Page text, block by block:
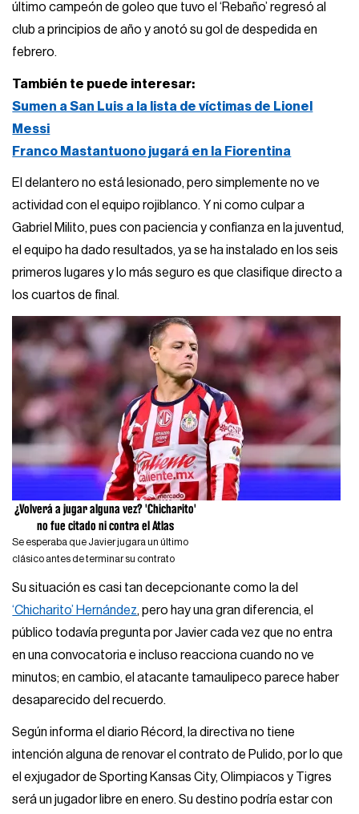
último campeón de goleo que tuvo el ‘Rebaño’ regresó al
club a principios de año y anotó su gol de despedida en
febrero.
También te puede interesar:
Sumen a San Luis a la lista de víctimas de Lionel
Messi
Franco Mastantuono jugará en la Fiorentina
El delantero no está lesionado, pero simplemente no ve
actividad con el equipo rojiblanco. Y ni como culpar a
Gabriel Milito, pues con paciencia y confianza en la juventud,
el equipo ha dado resultados, ya se ha instalado en los seis
primeros lugares y lo más seguro es que clasifique directo a
los cuartos de final.
¿Volverá a jugar alguna vez? 'Chicharito'
no fue citado ni contra el Atlas
Se esperaba que Javier jugara un último
clásico antes de terminar su contrato
Su situación es casi tan decepcionante como la del
‘Chicharito’ Hernández, pero hay una gran diferencia, el
público todavía pregunta por Javier cada vez que no entra
en una convocatoria e incluso reacciona cuando no ve
minutos; en cambio, el atacante tamaulipeco parece haber
desaparecido del recuerdo.
Según informa el diario Récord, la directiva no tiene
intención alguna de renovar el contrato de Pulido, por lo que
el exjugador de Sporting Kansas City, Olimpiacos y Tigres
será un jugador libre en enero. Su destino podría estar con